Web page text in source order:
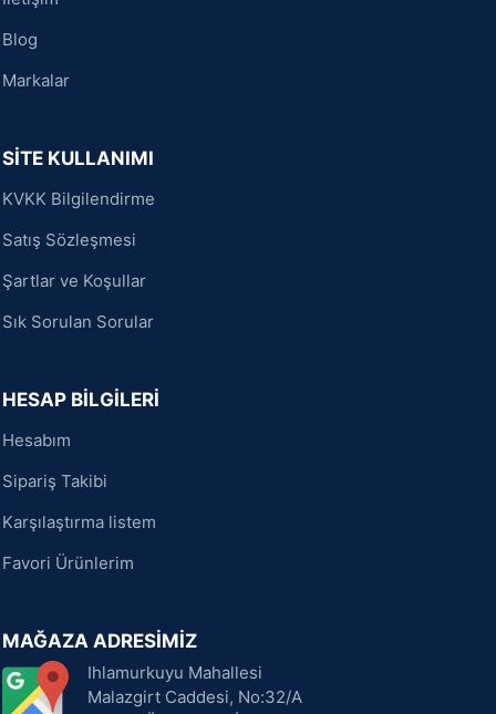
Blog
Markalar
SİTE KULLANIMI
KVKK Bilgilendirme
Satış Sözleşmesi
Şartlar ve Koşullar
Sık Sorulan Sorular
HESAP BİLGİLERİ
Hesabım
Sipariş Takibi
Karşılaştırma listem
Favori Ürünlerim
MAĞAZA ADRESİMİZ
Ihlamurkuyu Mahallesi
Malazgirt Caddesi, No:32/A